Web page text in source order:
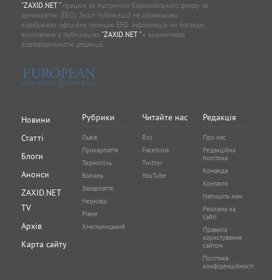
"ZAXID.NET "працює за підтримки Європейського фонду за
демократію (EED). Зміст публікацій не обов’язково
відображає офіційну позицію EED. Інформація чи погляди,
висловлені у публікаціях "ZAXID.NET "є виключною
відповідальністю редакції.
Новини
Статті
Блоги
Анонси
ZAXID.NET
TV
Архів
Карта сайту
Рубрики
Львів
Прикарпаття
Тернопіль
Волинь
Закарпаття
Чернівці
Рівне
Хмельницький
Читайте нас
Rss
Facebook
Twitter
YouTube
Редакція
Про нас
Редакційна
політика
Команда
Контакти
Напишіть нам
Реклама на
сайті
Правила
користування
сайтом
Політика
конфіденційності